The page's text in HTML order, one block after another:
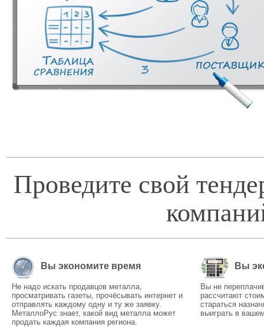
Проведите свой
Вы экономите время
Не надо искать продавцов металла,
просматривать газеты, прочёсывать интернет и
отправлять каждому одну и ту же заявку.
МеталлоРус знает, какой вид металла может
продать каждая компания региона.
Вы
Вы не
рассчитают
стараться
выиграть в